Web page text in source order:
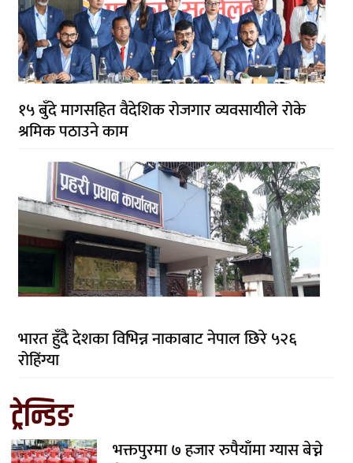
१५ बुँदे मागसहित वैदेशिक रोजगार व्यवसायीले रोके
श्रमिक पठाउने काम
भारत हुँदै देशका विभिन्न नाकाबाट नेपाल छिरे ५२६
रोहिंग्या
ट्रेन्डिङ
भक्तपुरमा ७ हजार रुपैयाँमा ग्यास बेच्ने